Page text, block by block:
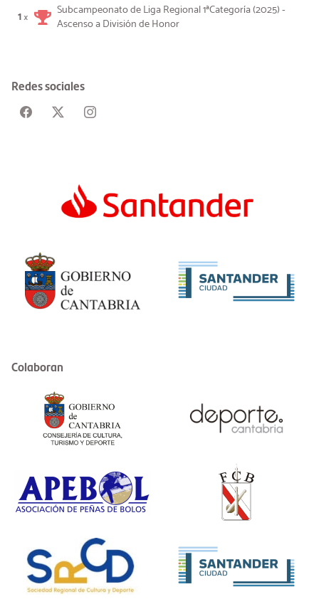
1×
Subcampeonato de Liga Regional 1ªCategoría (2025) -
Ascenso a División de Honor
Redes sociales
Colaboran